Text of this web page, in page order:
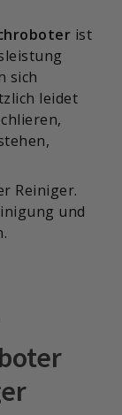
ist
sich
leidet
Reiniger.
und